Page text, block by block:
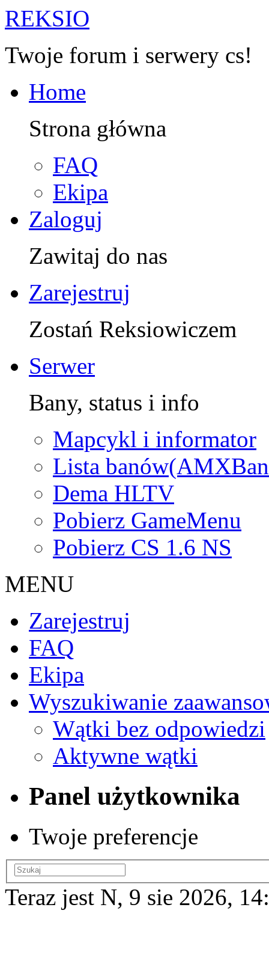
REKSIO
Twoje forum i serwery cs!
Home
Strona główna
FAQ
Ekipa
Zaloguj
Zawitaj do nas
Zarejestruj
Zostań Reksiowiczem
Serwer
Bany, status i info
Mapcykl i informator
Lista
Dema HLTV
Pobierz GameMenu
Pobierz CS 1.6 NS
MENU
Zarejestruj
FAQ
Ekipa
Wyszukiwanie
Wątki bez odpowiedzi
Aktywne wątki
Panel użytkownika
Twoje preferencje
Teraz jest N, 9 sie 2026,